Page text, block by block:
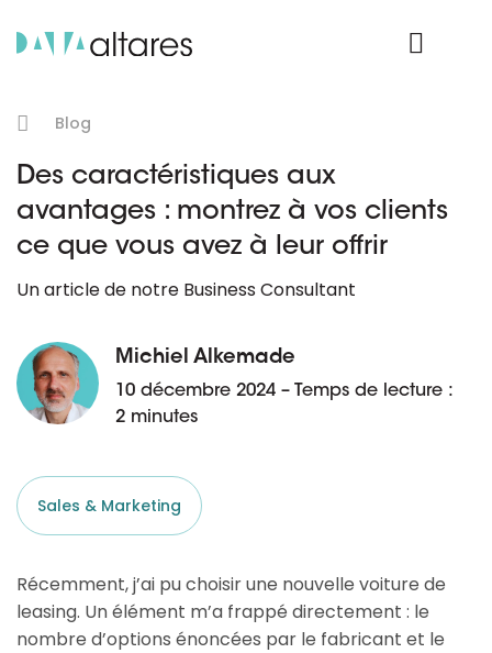
Blog
Des caractéristiques aux
avantages : montrez à vos clients
ce que vous avez à leur offrir
Un article de notre Business Consultant
Michiel Alkemade
10 décembre 2024 – Temps de lecture :
2 minutes
Sales & Marketing
Récemment, j’ai pu choisir une nouvelle voiture de
leasing. Un élément m’a frappé directement : le
nombre d’options énoncées par le fabricant et le